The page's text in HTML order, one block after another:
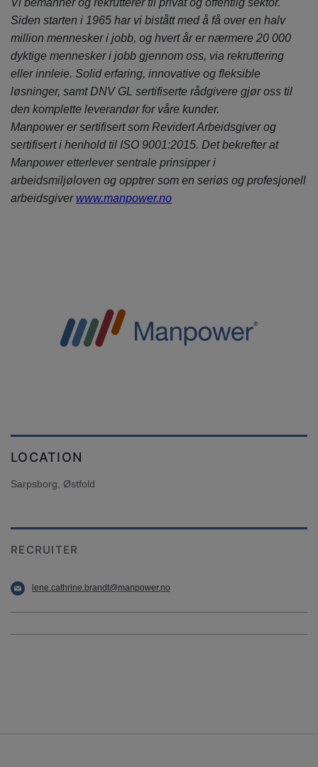
Vi bemanner og rekrutterer til privat og offentlig sektor.
Siden starten i 1965 har vi bistått med å få over en halv
million mennesker i jobb, og hvert år er nærmere 20 000
dyktige mennesker i jobb gjennom oss, via rekruttering
eller innleie. Solid erfaring, innovative og fleksible
løsninger, samt DNV GL sertifiserte rådgivere gjør oss til
den komplette leverandør for våre kunder.
Manpower er sertifisert som Revidert Arbeidsgiver og
sertifisert i henhold til ISO 9001:2015. Det bekrefter at
Manpower etterlever sentrale prinsipper i
arbeidsmiljøloven og opptrer som en seriøs og profesjonell
arbeidsgiver www.manpower.no
LOCATION
Sarpsborg, Østfold
RECRUITER
lene.cathrine.brandt@manpower.no